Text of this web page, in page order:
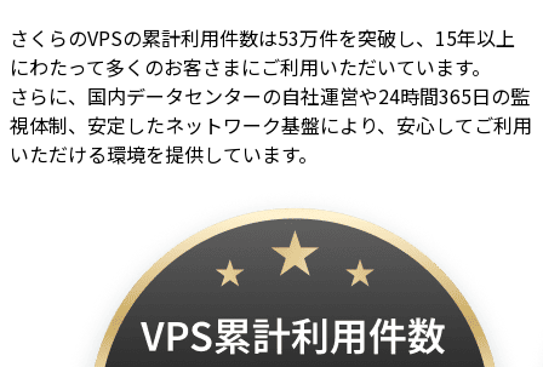
さくらのVPSの累計利用件数は53万件を突破し、15年以上
にわたって多くのお客さまにご利用いただいています。
さらに、国内データセンターの自社運営や24時間365日の監
視体制、安定したネットワーク基盤により、安心してご利用
いただける環境を提供しています。